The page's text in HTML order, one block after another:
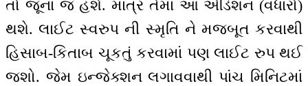
તો જૂનાં જ હશે. માત્ર તેમાં આ એડિશન (વધારો)
થશે. લાઈટ સ્વરુપ ની સ્મૃતિ ને મજબૂત કરવાથી
હિસાબ-કિતાબ ચૂકતું કરવામાં પણ લાઈટ રુપ થઈ
જશો. જેમ ઇન્જેક્શન લગાવવાથી પાંચ મિનિટમાં